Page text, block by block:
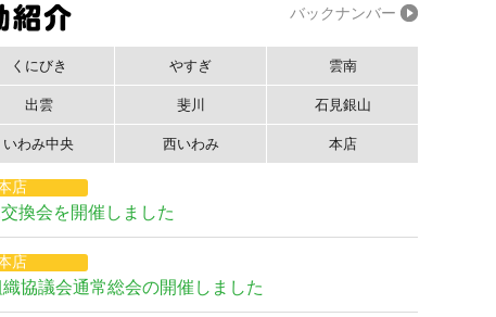
バックナンバー
くにびき やすぎ 雲南
出雲 斐川 石見銀山
いわみ中央 西いわみ 本店
店
換会を開催しました
店
協議会通常総会の開催しました